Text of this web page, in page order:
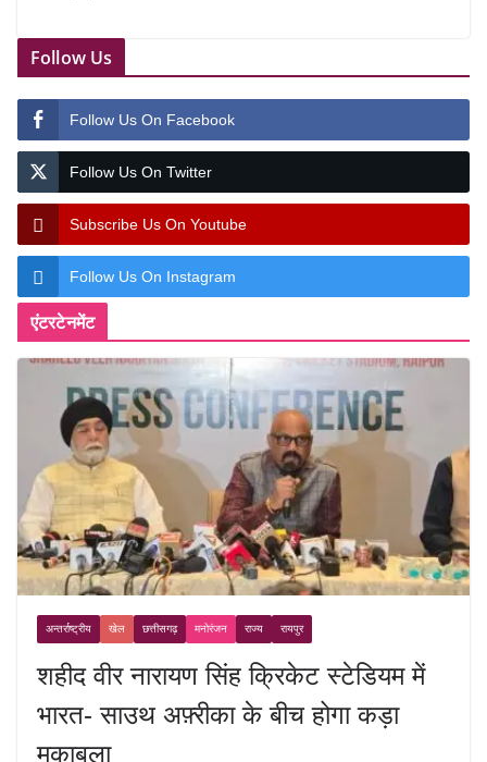
Follow Us
Follow Us On Facebook
Follow Us On Twitter
Subscribe Us On Youtube
Follow Us On Instagram
एंटरटेनमेंट
अन्तर्राष्ट्रीय खेल छत्तीसगढ़ मनोरंजन राज्य रायपुर
शहीद वीर नारायण सिंह क्रिकेट स्टेडियम में
भारत- साउथ अफ़्रीका के बीच होगा कड़ा
मुक़ाबला